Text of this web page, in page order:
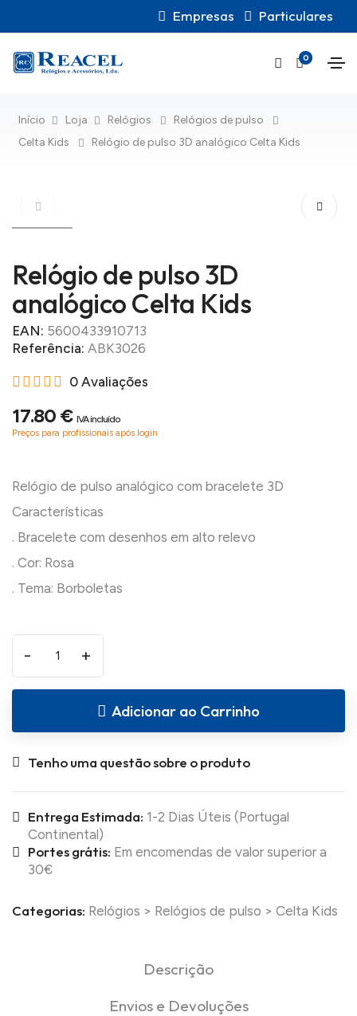
Empresas Particulares
0
Início Loja Relógios
Relógios de pulso
Celta Kids
Relógio de pulso 3D analógico Celta Kids
Relógio de pulso 3D
analógico Celta Kids
EAN: 5600433910713
Referência: ABK3026
0 Avaliações
17.80 € IVA incluído
Preços para profissionais após login
Relógio de pulso analógico com bracelete 3D
Características
. Bracelete com desenhos em alto relevo
. Cor: Rosa
- +
Adicionar ao Carrinho
Tenho uma questão sobre o produto
Entrega Estimada: 1-2 Dias Úteis (Portugal
Continental)
Portes grátis: Em encomendas de valor superior a
30€
Categorias: Relógios > Relógios de pulso > Celta Kids
Descrição
Envios e Devoluções